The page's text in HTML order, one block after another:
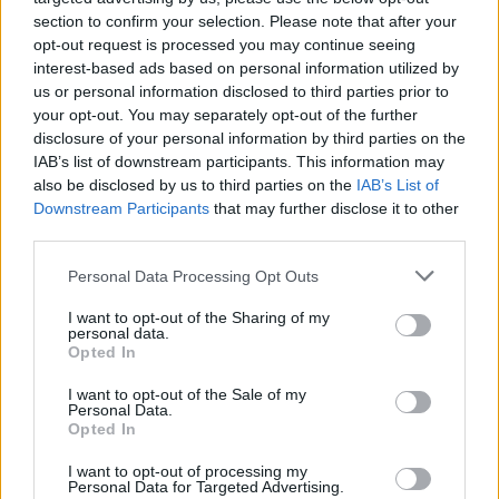
section to confirm your selection. Please note that after your
opt-out request is processed you may continue seeing
interest-based ads based on personal information utilized by
us or personal information disclosed to third parties prior to
your opt-out. You may separately opt-out of the further
disclosure of your personal information by third parties on the
IAB’s list of downstream participants. This information may
also be disclosed by us to third parties on the IAB’s List of
Downstream Participants that may further disclose it to other
Personal Data Processing Opt Outs
I want to opt-out of the Sharing of my
personal data.
Opted In
I want to opt-out of the Sale of my
Personal Data.
Opted In
I want to opt-out of processing my
Personal Data for Targeted Advertising.
Resumen de datos de la ruta entre Lasarte-Oria
y Vilanova Del Vallès
Tipo de
combustible
Precio
por litro
Gasto
5l/100km
Gasto
7l/100km
Gasto
10l/100km
Gasolina 95
0,00€ 28l.-40l.-57l.- 0,00€
0,00€
0,00€
0,00€
Bio diesel 0,00€ 57l.- 0,00€
Estado del tráfico e incidencias de la DGT en